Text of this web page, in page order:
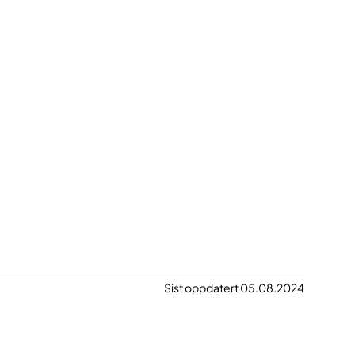
Sist oppdatert 05.08.2024